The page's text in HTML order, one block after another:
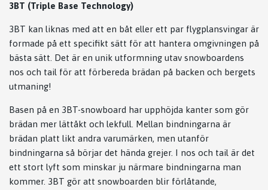
3BT (Triple Base Technology)
3BT kan liknas med att en båt eller ett par flygplansvingar är
formade på ett specifikt sätt för att hantera omgivningen på
bästa sätt. Det är en unik utformning utav snowboardens
nos och tail för att förbereda brädan på backen och bergets
utmaning!
Basen på en 3BT-snowboard har upphöjda kanter som gör
brädan mer lättåkt och lekfull. Mellan bindningarna är
brädan platt likt andra varumärken, men utanför
bindningarna så börjar det hända grejer. I nos och tail är det
ett stort lyft som minskar ju närmare bindningarna man
kommer. 3BT gör att snowboarden blir förlåtande,